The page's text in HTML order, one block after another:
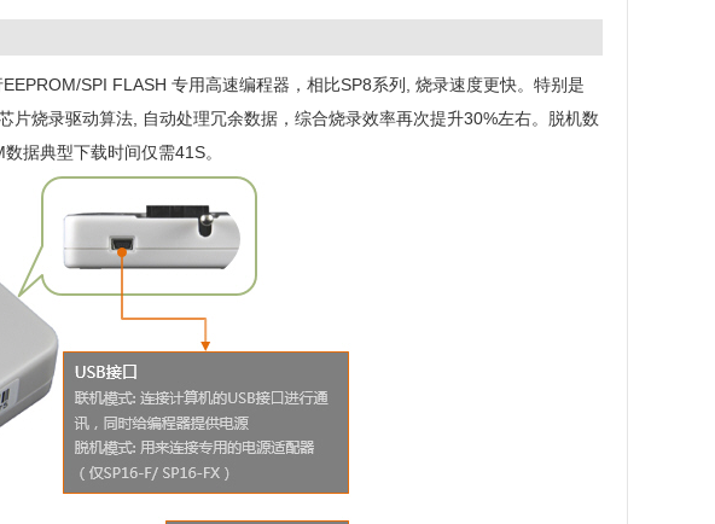
SPI FLASH 专用高速编程器，相比SP8系列, 烧录速度更快。特别是
烧录驱动算法, 自动处理冗余数据，综合烧录效率再次提升30%左右。脱机数
据典型下载时间仅需41S。